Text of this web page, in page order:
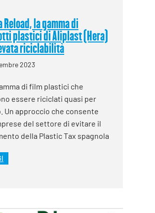
Reload, la gamma di
plastici di Aliplast (Hera)
riciclabilità
2023
di film plastici che
essere riciclati quasi per
Un approccio che consente
del settore di evitare il
della Plastic Tax spagnola